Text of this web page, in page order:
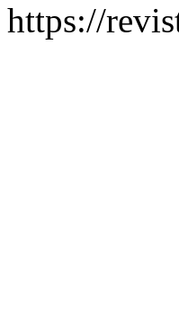
https://